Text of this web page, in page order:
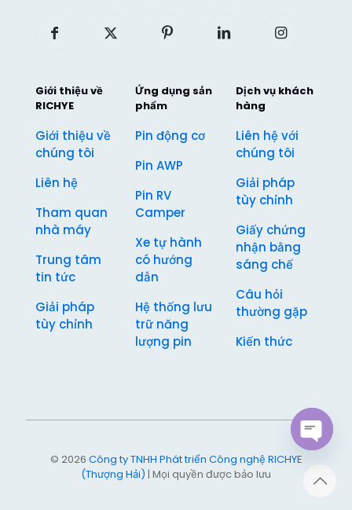
Giới thiệu về
RICHYE
Giới thiệu về
chúng tôi
Liên hệ
Tham quan
nhà máy
Trung tâm
tin tức
Giải pháp
tùy chỉnh
Ứng dụng sản
phẩm
Pin động cơ
Pin AWP
Pin RV
Camper
Xe tự hành
có hướng
dẫn
Hệ thống lưu
trữ năng
lượng pin
Dịch vụ khách
hàng
Liên hệ với
chúng tôi
Giải pháp
tùy chỉnh
Giấy chứng
nhận bằng
sáng chế
Câu hỏi
thường gặp
Kiến thức
© 2026 Công ty TNHH Phát triển Công nghệ RICHYE
(Thượng Hải) | Mọi quyền được bảo lưu
chaty